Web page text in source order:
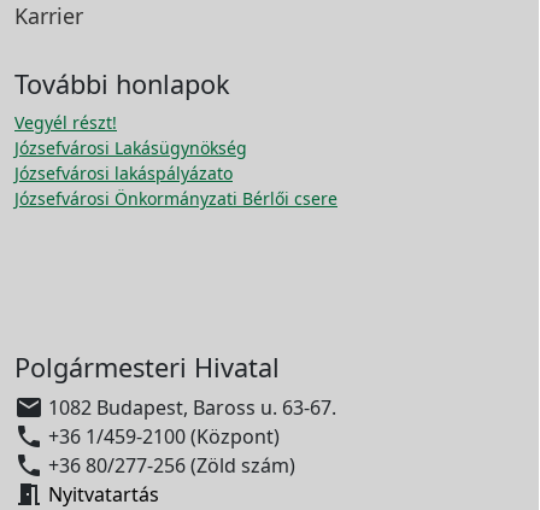
Karrier
További honlapok
Vegyél részt!
Józsefvárosi Lakásügynökség
Józsefvárosi lakáspályázato
Józsefvárosi Önkormányzati Bérlői csere
Polgármesteri Hivatal
 1082 Budapest, Baross u. 63-67.
 +36 1/459-2100 (Központ)
 +36 80/277-256 (Zöld szám)
 Nyitvatartás